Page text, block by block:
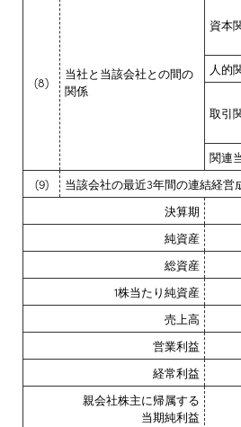
(8)
当社と当該会社との間の
関係
資本
人的
取引
関連
(9)
当該会社の最近3年間の連結経
決算期
純資産
総資産
1株当たり純資産
売上高
営業利益
経常利益
親会社株主に帰属する
当期純利益